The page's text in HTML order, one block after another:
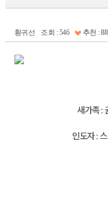
황귀선 조회 : 546 추천 : 88
새가족 :
인도자 :